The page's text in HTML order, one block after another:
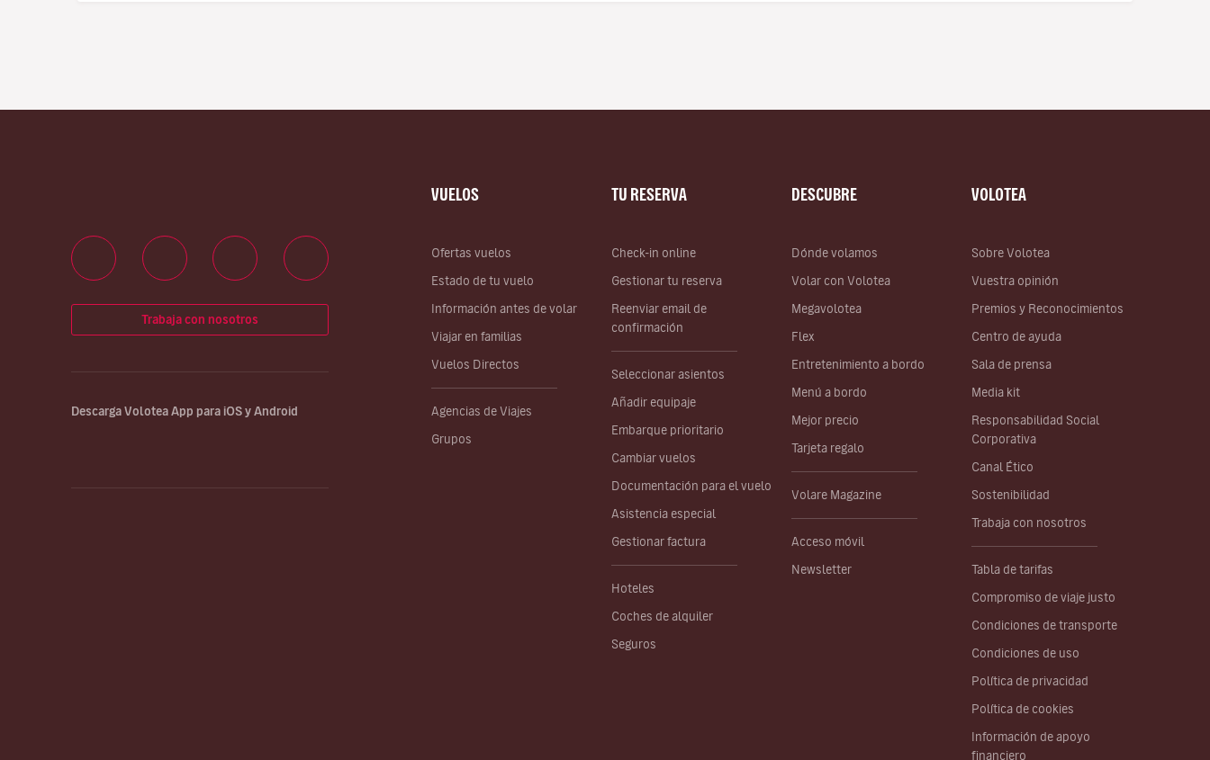
VUELOS
Ofertas vuelos
Estado de tu vuelo
Información antes de volar
Viajar en familias
Vuelos Directos
Agencias de Viajes
Grupos
TU RESERVA
Check-in online
Gestionar tu reserva
Reenviar email de
confirmación
Seleccionar asientos
Añadir equipaje
Embarque prioritario
Cambiar vuelos
Documentación para el vuelo
Asistencia especial
Gestionar factura
Hoteles
Coches de alquiler
Seguros
DESCUBRE
Dónde volamos
Volar con Volotea
Megavolotea
Flex
Entretenimiento a bordo
Menú a bordo
Mejor precio
Tarjeta regalo
Volare Magazine
Acceso móvil
Newsletter
VOLOTEA
Sobre Volotea
Vuestra opinión
Premios y Reconocimientos
Centro de ayuda
Sala de prensa
Media kit
Responsabilidad Social
Corporativa
Canal Ético
Sostenibilidad
Trabaja con nosotros
Tabla de tarifas
Compromiso de viaje justo
Condiciones de transporte
Condiciones de uso
Política de privacidad
Política de cookies
Información de apoyo
financiero
Trabaja con nosotros
Descarga Volotea App para iOS y Android